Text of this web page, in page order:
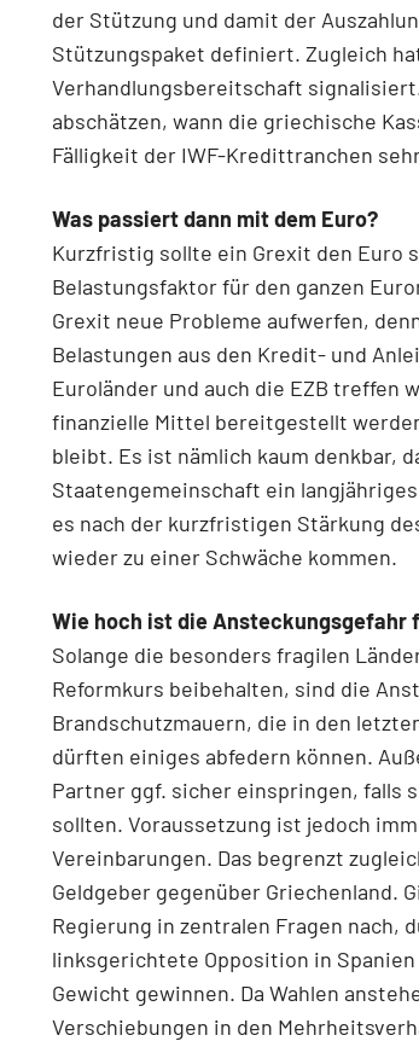
der Stützung und damit der
Stützungspaket definiert. Zugleich
Verhandlungsbereitschaft
abschätzen, wann die griechische
Fälligkeit der IWF-Kredittranchen
Was passiert dann mit dem Euro?
Kurzfristig sollte ein Grexit den Euro
Belastungsfaktor für den ganzen
Grexit neue Probleme aufwerfen,
Belastungen aus den Kredit- und
Euroländer und auch die EZB treffen
finanzielle Mittel bereitgestellt
bleibt. Es ist nämlich kaum denkbar,
Staatengemeinschaft ein
es nach der kurzfristigen Stärkung
wieder zu einer Schwäche kommen.
Wie hoch ist die Ansteckungsgefahr
Solange die besonders fragilen
Reformkurs beibehalten, sind die
Brandschutzmauern, die in den
dürften einiges abfedern können.
Partner ggf. sicher einspringen, falls
sollten. Voraussetzung ist jedoch
Vereinbarungen. Das begrenzt
Geldgeber gegenüber Griechenland.
Regierung in zentralen Fragen
linksgerichtete Opposition in
Gewicht gewinnen. Da Wahlen
Verschiebungen in den